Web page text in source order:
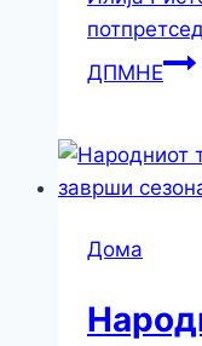
ДПМНЕ
Дома